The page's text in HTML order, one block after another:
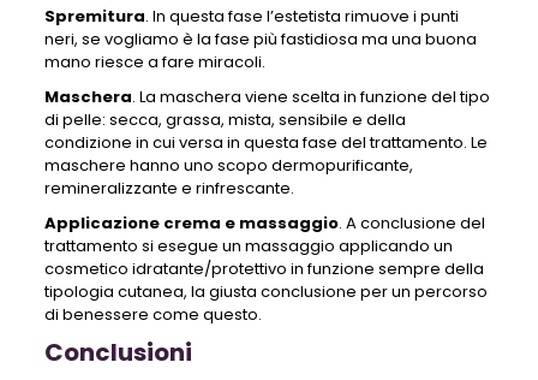
Spremitura. In questa fase l’estetista rimuove i punti
neri, se vogliamo è la fase più fastidiosa ma una buona
mano riesce a fare miracoli.
Maschera. La maschera viene scelta in funzione del tipo
di pelle: secca, grassa, mista, sensibile e della
condizione in cui versa in questa fase del trattamento. Le
maschere hanno uno scopo dermopurificante,
remineralizzante e rinfrescante.
Applicazione crema e massaggio. A conclusione del
trattamento si esegue un massaggio applicando un
cosmetico idratante/protettivo in funzione sempre della
tipologia cutanea, la giusta conclusione per un percorso
di benessere come questo.
Conclusioni